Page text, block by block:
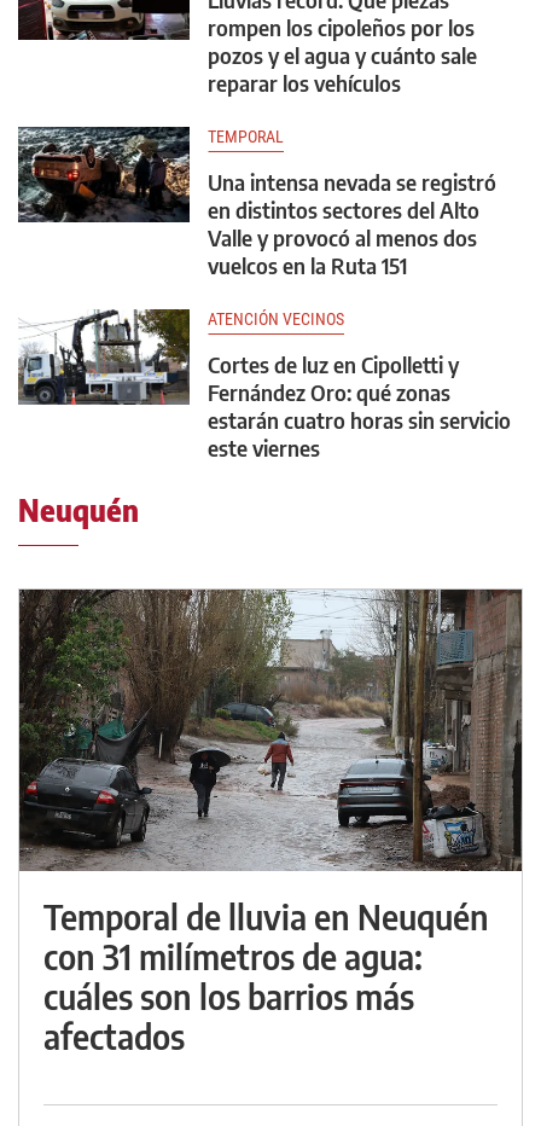
rompen los cipoleños por los
pozos y el agua y cuánto sale
reparar los vehículos
TEMPORAL
Una intensa nevada se registró
en distintos sectores del Alto
Valle y provocó al menos dos
vuelcos en la Ruta 151
ATENCIÓN VECINOS
Cortes de luz en Cipolletti y
Fernández Oro: qué zonas
estarán cuatro horas sin servicio
este viernes
Neuquén
Temporal de lluvia en Neuquén
con 31 milímetros de agua:
cuáles son los barrios más
afectados